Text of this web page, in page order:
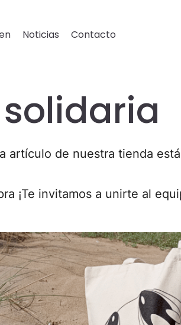
Noticias Contacto
artículo de nuestra tienda
¡Te invitamos a unirte al